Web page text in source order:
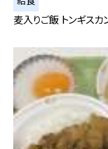
麦入りご飯 トンギス